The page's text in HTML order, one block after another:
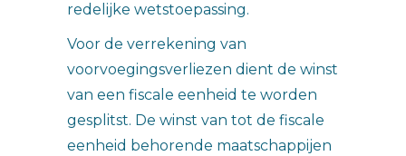
redelijke wetstoepassing.
Voor de verrekening van
voorvoegingsverliezen dient de winst
van een fiscale eenheid te worden
gesplitst. De winst van tot de fiscale
eenheid behorende maatschappijen